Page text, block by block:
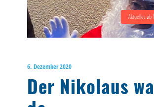
Aktuelles ab
6. Dezember 2020
Der Nikolaus